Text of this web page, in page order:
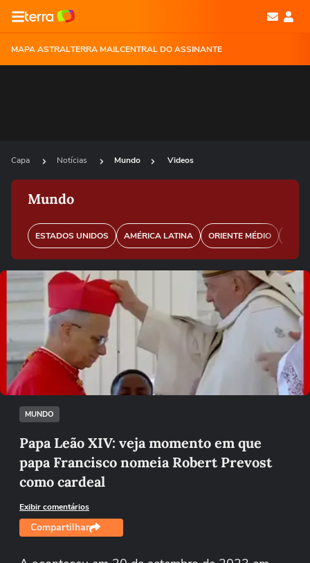
MAPA ASTRALTERRA MAILCENTRAL DO ASSINANTE
Capa Notícias Mundo Videos
Mundo
ESTADOS UNIDOS AMÉRICA LATINA ORIENTE MÉDIO
Ops!
Não foi possível reproduzir o vídeo
Tentar novamente
MUNDO
Papa Leão XIV: veja momento em que
papa Francisco nomeia Robert Prevost
como cardeal
Exibir comentários
Compartilhar